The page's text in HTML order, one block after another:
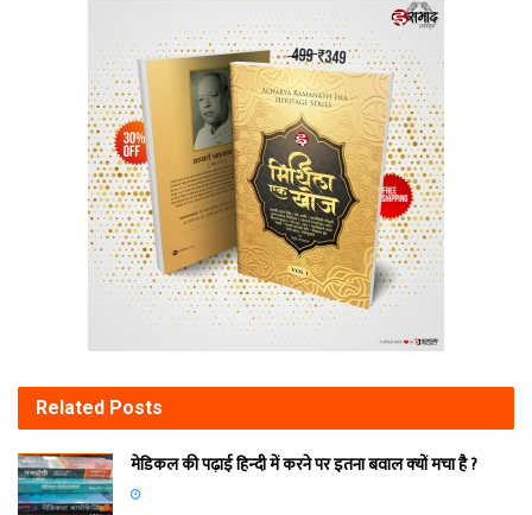
Related Posts
मेडिकल की पढ़ाई हिन्‍दी में करने पर इतना बवाल क्‍यों मचा है ?